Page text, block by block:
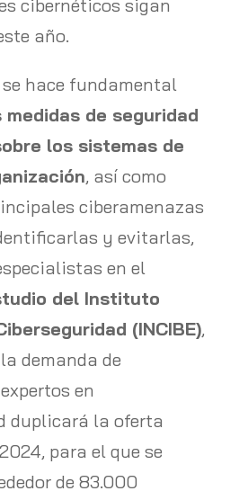
cibernéticos sigan
año.
hace fundamental
de seguridad
los sistemas de
, así como
ciberamenazas
y evitarlas,
en el
del Instituto
(INCIBE),
demanda de
en
duplicará la oferta
para el que se
de 83.000